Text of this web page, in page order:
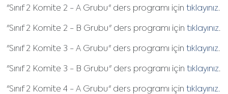
"Sınıf 2 Komite 2 - A Grubu" ders programı için tıklayınız.
"Sınıf 2 Komite 2 - B Grubu" ders programı için tıklayınız.
"Sınıf 2 Komite 3 - A Grubu" ders programı için tıklayınız.
"Sınıf 2 Komite 3 - B Grubu" ders programı için tıklayınız.
"Sınıf 2 Komite 4 - A Grubu" ders programı için tıklayınız.